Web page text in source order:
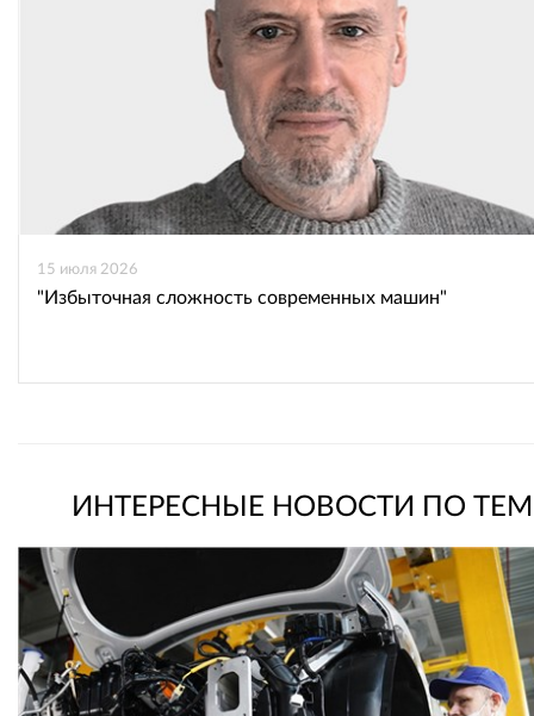
15 июля 2026
"Избыточная сложность современных машин"
ИНТЕРЕСНЫЕ НОВОСТИ ПО